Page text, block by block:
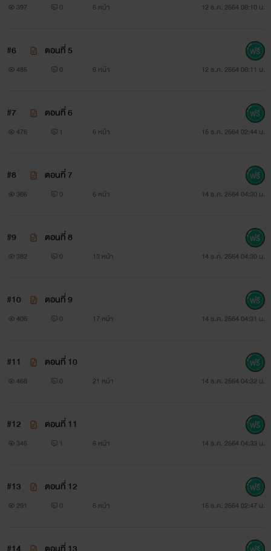
397 0 6 หน้า 12 ธ.ค. 2564 08:10 น.
#6 ตอนที่ 5
485 0 6 หน้า 12 ธ.ค. 2564 08:11 น.
#7 ตอนที่ 6
476 1 6 หน้า 15 ธ.ค. 2564 02:44 น.
#8 ตอนที่ 7
366 0 6 หน้า 14 ธ.ค. 2564 04:30 น.
#9 ตอนที่ 8
382 0 13 หน้า 14 ธ.ค. 2564 04:30 น.
#10 ตอนที่ 9
406 0 17 หน้า 14 ธ.ค. 2564 04:31 น.
#11 ตอนที่ 10
468 0 21 หน้า 14 ธ.ค. 2564 04:32 น.
#12 ตอนที่ 11
345 1 6 หน้า 14 ธ.ค. 2564 04:33 น.
#13 ตอนที่ 12
291 0 6 หน้า 15 ธ.ค. 2564 02:47 น.